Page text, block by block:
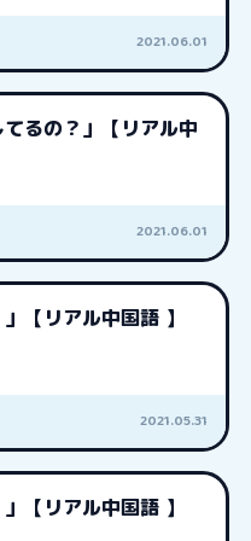
2021.06.01
てるの？」【リアル中
2021.06.01
【リアル中国語 】
2021.05.31
【リアル中国語 】